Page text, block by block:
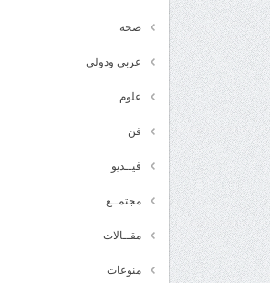
صحة
عربي ودولي
علوم
فن
فيــديو
مجتمــع
مقــالات
منوعات